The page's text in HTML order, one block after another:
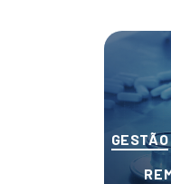
Categorias
GESTÃO